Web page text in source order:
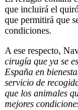
que incluirá el
que permitirá que
condiciones.
A ese respecto,
cirugía que ya se
España en
servicio de
que los animales
mejores